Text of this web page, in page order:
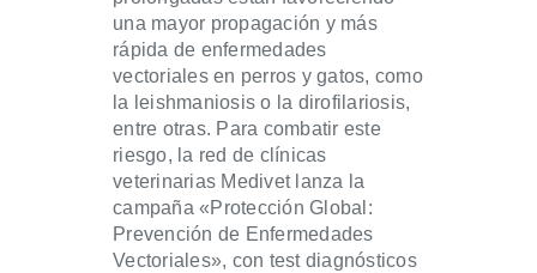
una mayor propagación y más
rápida de enfermedades
vectoriales en perros y gatos, como
la leishmaniosis o la dirofilariosis,
entre otras. Para combatir este
riesgo, la red de clínicas
veterinarias Medivet lanza la
campaña «Protección Global:
Prevención de Enfermedades
Vectoriales», con test diagnósticos